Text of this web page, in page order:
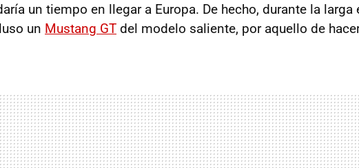
un tiempo en llegar a Europa. De hecho, durante la
un Mustang GT del modelo saliente, por aquello de